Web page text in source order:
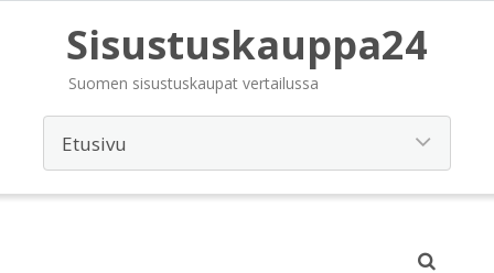
Sisustuskauppa24
Suomen sisustuskaupat vertailussa